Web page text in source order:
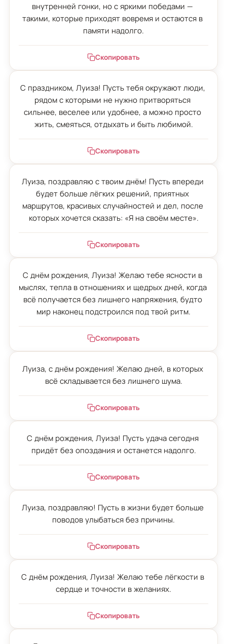
внутренней гонки, но с яркими победами —
такими, которые приходят вовремя и остаются в
памяти надолго.
Скопировать
С праздником, Луиза! Пусть тебя окружают люди,
рядом с которыми не нужно притворяться
сильнее, веселее или удобнее, а можно просто
жить, смеяться, отдыхать и быть любимой.
Скопировать
Луиза, поздравляю с твоим днём! Пусть впереди
будет больше лёгких решений, приятных
маршрутов, красивых случайностей и дел, после
которых хочется сказать: «Я на своём месте».
Скопировать
С днём рождения, Луиза! Желаю тебе ясности в
мыслях, тепла в отношениях и щедрых дней, когда
всё получается без лишнего напряжения, будто
мир наконец подстроился под твой ритм.
Скопировать
Луиза, с днём рождения! Желаю дней, в которых
всё складывается без лишнего шума.
Скопировать
С днём рождения, Луиза! Пусть удача сегодня
придёт без опоздания и останется надолго.
Скопировать
Луиза, поздравляю! Пусть в жизни будет больше
поводов улыбаться без причины.
Скопировать
С днём рождения, Луиза! Желаю тебе лёгкости в
сердце и точности в желаниях.
Скопировать